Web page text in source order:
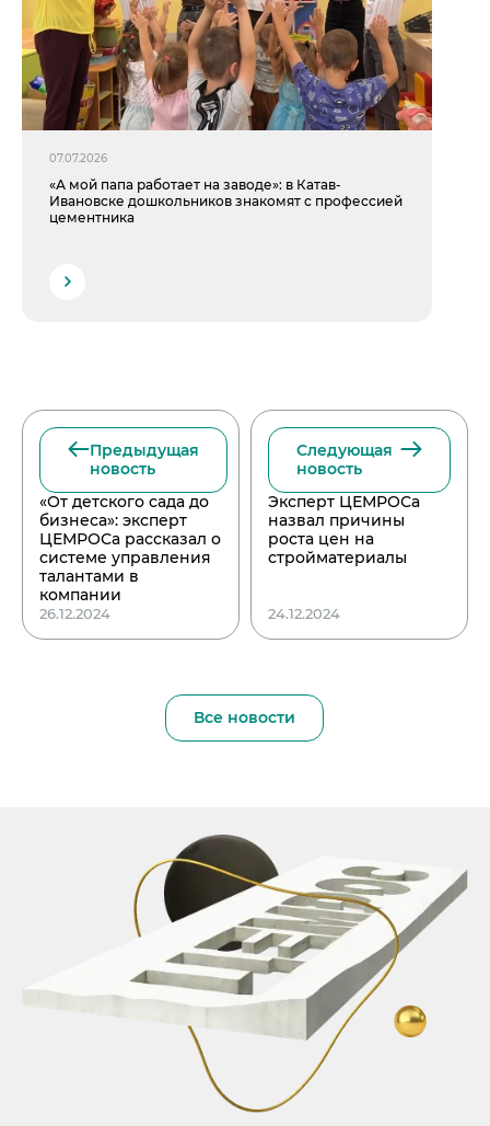
07.07.2026
«А мой папа работает на заводе»: в Катав-
Ивановске дошкольников знакомят с профессией
цементника
Предыдущая
новость
«От детского сада до
бизнеса»: эксперт
ЦЕМРОСа рассказал о
системе управления
талантами в
компании
26.12.2024
Следующая
новость
Эксперт ЦЕМРОСа
назвал причины
роста цен на
стройматериалы
24.12.2024
Все новости